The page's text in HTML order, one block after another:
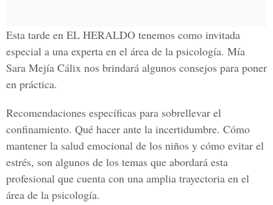
Esta tarde en EL HERALDO tenemos como invitada
especial a una experta en el área de la psicología. Mía
Sara Mejía Cálix nos brindará algunos consejos para poner
en práctica.
Recomendaciones específicas para sobrellevar el
confinamiento. Qué hacer ante la incertidumbre. Cómo
mantener la salud emocional de los niños y cómo evitar el
estrés, son algunos de los temas que abordará esta
profesional que cuenta con una amplia trayectoria en el
área de la psicología.